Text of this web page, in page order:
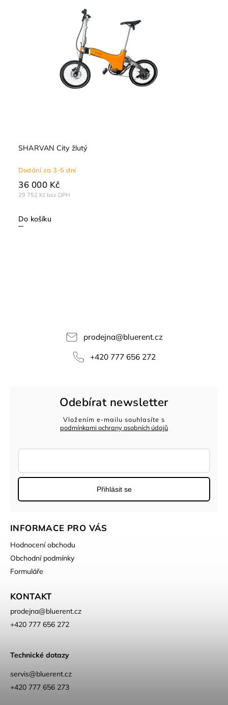
SHARVAN City žlutý
Dodání za 3-5 dní
29 752 Kč bez DPH
36 000 Kč
Do košíku
prodejna@bluerent.cz
+420 777 656 272
Odebírat newsletter
Vložením e-mailu souhlasíte s
podmínkami ochrany osobních údajů
Přihlásit se
INFORMACE PRO VÁS
Hodnocení obchodu
Obchodní podmínky
Formuláře
KONTAKT
prodejna@bluerent.cz
+420 777 656 272
Technické dotazy
servis@bluerent.cz
+420 777 656 273